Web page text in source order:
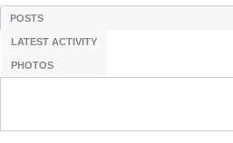
POSTS
LATEST ACTIVITY
PHOTOS